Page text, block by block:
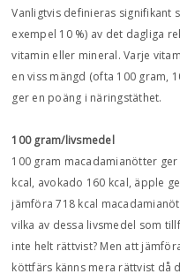
Vanligtvis definieras signifikant
exempel 10 %) av det dagliga
vitamin eller mineral. Varje
en viss mängd (ofta 100 gram,
ger en poäng i näringstäthet.
100 gram/livsmedel
100 gram macadamianötter
kcal, avokado 160 kcal, äpple
jämföra 718 kcal
vilka av dessa livsmedel som
inte helt rättvist? Men att
köttfärs känns mera rättvist då